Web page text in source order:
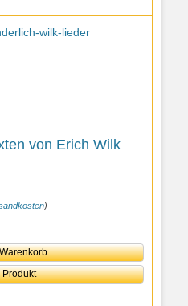
von Erich Wilk
)
Produkt